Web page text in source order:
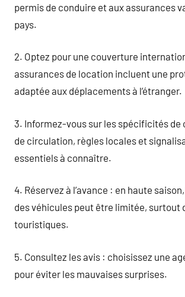
permis de conduire et aux assurances
pays.
2. Optez pour une couverture
assurances de location incluent une
adaptée aux déplacements à l’étranger.
3. Informez-vous sur les spécificités de
de circulation, règles locales et
essentiels à connaître.
4. Réservez à l’avance : en haute
des véhicules peut être limitée, surtout
touristiques.
5. Consultez les avis : choisissez une
pour éviter les mauvaises surprises.